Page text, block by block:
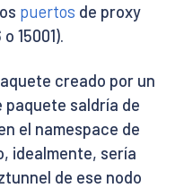
puertos de proxy
15001).
creado por un
paquete saldría de
el namespace de
idealmente, sería
de ese nodo